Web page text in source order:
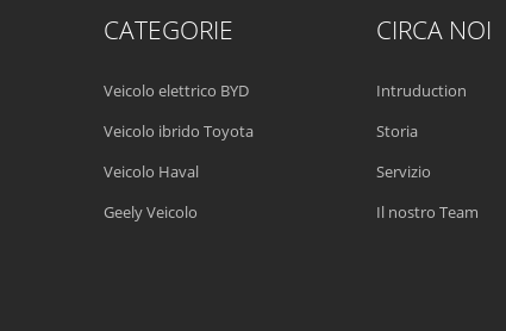
CATEGORIE
Veicolo elettrico BYD
Veicolo ibrido Toyota
Veicolo Haval
Geely Veicolo
CIRCA NOI
Intruduction
Storia
Servizio
Il nostro Team